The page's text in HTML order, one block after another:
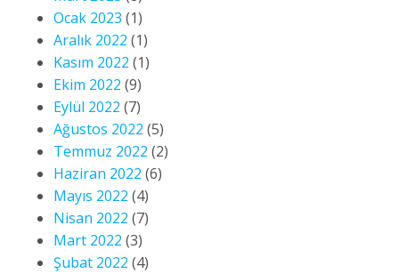
Ocak 2023 (1)
Aralık 2022 (1)
Kasım 2022 (1)
Ekim 2022 (9)
Eylül 2022 (7)
Ağustos 2022 (5)
Temmuz 2022 (2)
Haziran 2022 (6)
Mayıs 2022 (4)
Nisan 2022 (7)
Mart 2022 (3)
Şubat 2022 (4)